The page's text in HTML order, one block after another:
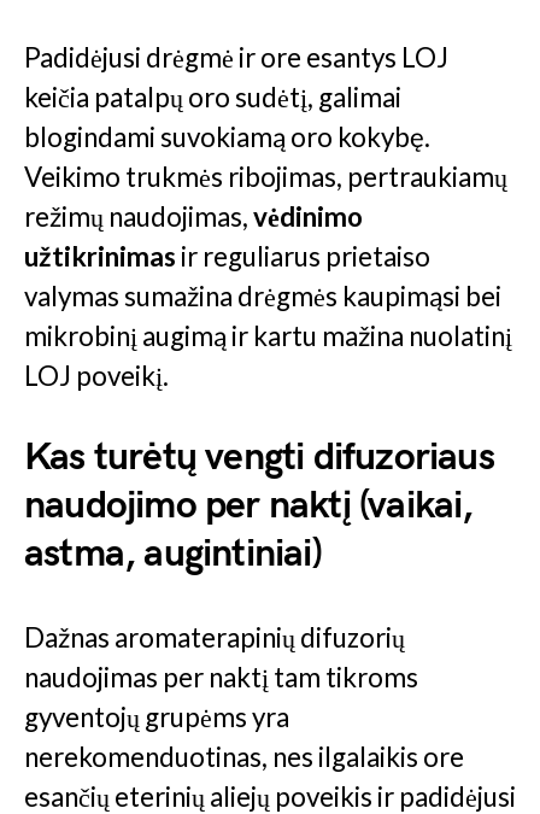
Padidėjusi drėgmė ir ore esantys LOJ
keičia patalpų oro sudėtį, galimai
blogindami suvokiamą oro kokybę.
Veikimo trukmės ribojimas, pertraukiamų
režimų naudojimas,vėdinimo
užtikrinimas ir reguliarus prietaiso
valymas sumažina drėgmės kaupimąsi bei
mikrobinį augimą ir kartu mažina nuolatinį
LOJ poveikį.
Kas turėtų vengti difuzoriaus
naudojimo per naktį (vaikai,
astma, augintiniai)
Dažnas aromaterapinių difuzorių
naudojimas per naktį tam tikroms
gyventojų grupėms yra
nerekomenduotinas, nes ilgalaikis ore
esančių eterinių aliejų poveikis ir padidėjusi